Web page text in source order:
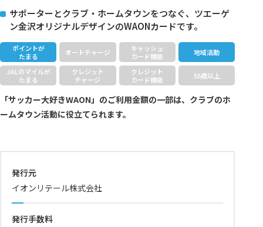
サポーターとクラブ・ホームタウンをつなぐ、ツエーゲ
ン金沢オリジナルデザインのWAONカードです。
ポイントが
たまる
オートチャージ
キャッシュ
カード機能
地域活動
JALのマイルが
たまる
クレジット
チャージ
クレジット
カード機能
55歳以上
「サッカー大好きWAON」のご利用金額の一部は、クラブのホ
ームタウン活動に役立てられます。
発行元
イオンリテール株式会社
発行手数料